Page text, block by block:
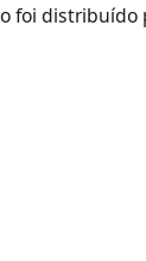
foi distribuído